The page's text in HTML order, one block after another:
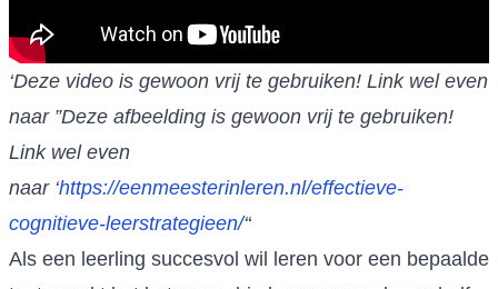
‘Deze video is gewoon vrij te gebruiken! Link wel even
naar ”Deze afbeelding is gewoon vrij te gebruiken!
Link wel even
naar ‘https://eenmeesterinleren.nl/effectieve-
cognitieve-leerstrategieen/‘‘
Als een leerling succesvol wil leren voor een bepaalde